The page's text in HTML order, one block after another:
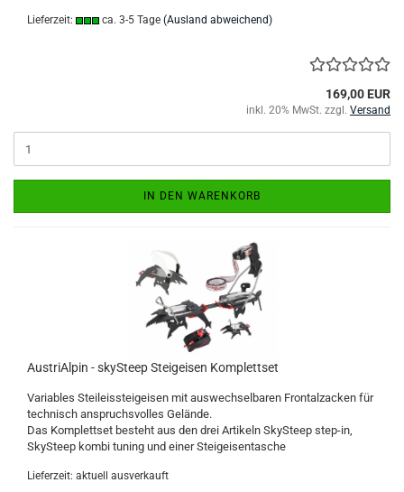
Lieferzeit: ca. 3-5 Tage (Ausland abweichend)
169,00 EUR
inkl. 20% MwSt. zzgl. Versand
IN DEN WARENKORB
AustriAlpin - skySteep Steigeisen Komplettset
Variables Steileissteigeisen mit auswechselbaren Frontalzacken für
technisch anspruchsvolles Gelände.
Das Komplettset besteht aus den drei Artikeln SkySteep step-in,
SkySteep kombi tuning und einer Steigeisentasche
Lieferzeit: aktuell ausverkauft